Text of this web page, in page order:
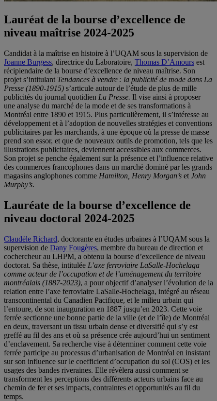
Lauréat de la bourse d’excellence de
niveau maîtrise 2024-2025
Candidat à la maîtrise en histoire à l’UQAM sous la supervision de
Joanne Burgess, directrice du Laboratoire, Thomas D’Amours est
récipiendaire de la bourse d’excellence de niveau maîtrise. Son
projet s’intitulant Tendances à vendre : la publicité de mode dans La
Presse (1890-1915) s’articule autour de l’étude de plus de mille
publicités du journal quotidien La Presse. Il vise ainsi à proposer
une analyse du marché de la mode et de ses transformations à
Montréal entre 1890 et 1915. Plus particulièrement, il s’intéresse au
développement et à l’adoption de nouvelles stratégies et conventions
publicitaires par les marchands, à une époque où la presse de masse
prend son essor, et que de nouveaux outils de promotion, tels que les
illustrations publicitaires, deviennent accessibles aux commerces.
Son projet se penche également sur la présence et l’influence relative
des commerces francophones dans un marché dominé par les grands
magasins anglophones comme Hamilton, Henry Morgan’s et John
Murphy’s.
Lauréate de la bourse d’excellence de
niveau doctoral 2024-2025
Claudèle Richard, doctorante en études urbaines à l’UQAM sous la
supervision de Dany Fougères, membre du bureau de direction et
cochercheur au LHPM, a obtenu la bourse d’excellence de niveau
doctorat. Sa thèse, intitulée L’axe ferroviaire LaSalle-Hochelaga
comme acteur de l’occupation et de l’aménagement du territoire
montréalais (1887-2023), a pour objectif d’analyser l’évolution de la
relation entre l’axe ferroviaire LaSalle-Hochelaga, intégré au réseau
transcontinental du Canadien Pacifique, et le milieu urbain qui
l’entoure, de son inauguration en 1887 jusqu’en 2023. Cette voie
ferrée sectionne une bonne partie de la ville (et de l’île) de Montréal
en deux, traversant un tissu urbain dense et diversifié qui s’y est
greffé au fil des ans et où sa présence crée aujourd’hui un sentiment
d’enclavement. Sa recherche vise à déterminer comment cette voie
ferrée participe au processus d’urbanisation de Montréal en insistant
sur son influence sur le coefficient d’occupation du sol (COS) et les
usages des bandes riveraines. Elle révèlera aussi comment se
transforment les perceptions des différents acteurs urbains face au
chemin de fer et ses impacts, contraintes et opportunités au fil du
temps.